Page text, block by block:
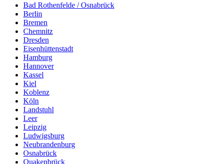
Bad Rothenfelde / Osnabrück
Berlin
Bremen
Chemnitz
Dresden
Eisenhüttenstadt
Hamburg
Hannover
Kassel
Kiel
Koblenz
Köln
Landstuhl
Leer
Leipzig
Ludwigsburg
Neubrandenburg
Osnabrück
Quakenbrück